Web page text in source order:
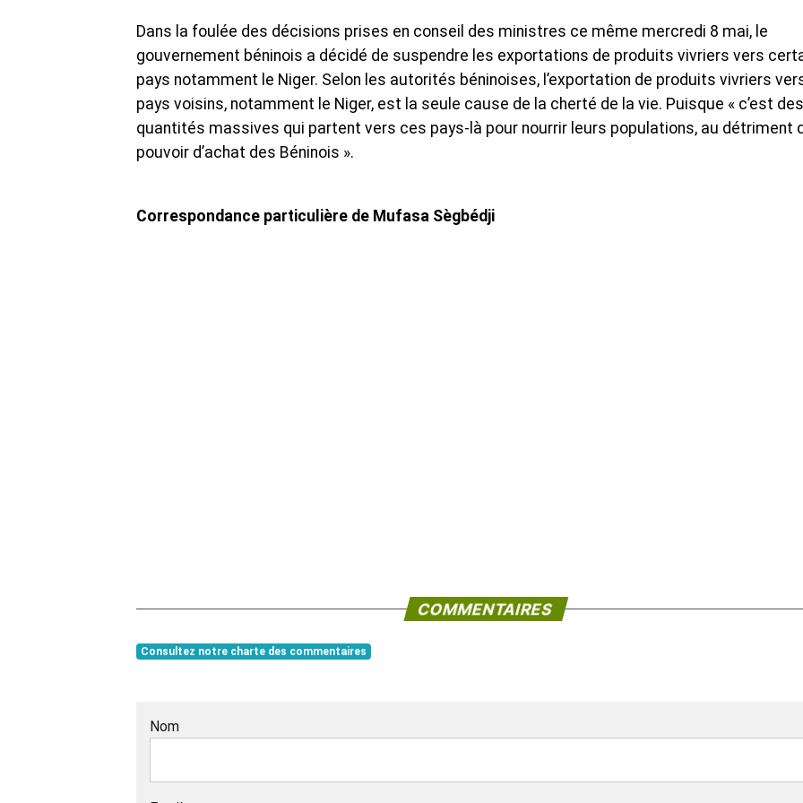
Dans la foulée des décisions prises en conseil des ministres ce même mercredi 8 mai, le
gouvernement béninois a décidé de suspendre les exportations de produits vivriers vers
pays notamment le Niger. Selon les autorités béninoises, l’exportation de produits vivriers
pays voisins, notamment le Niger, est la seule cause de la cherté de la vie. Puisque « c’est des
quantités massives qui partent vers ces pays-là pour nourrir leurs populations, au détriment
pouvoir d’achat des Béninois ».
Correspondance particulière de Mufasa Sègbédji
COMMENTAIRES
Consultez notre charte des commentaires
Nom